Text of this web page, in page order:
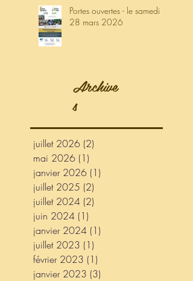
Portes ouvertes - le samedi
28 mars 2026
Archive
s
juillet 2026 (2)
mai 2026 (1)
janvier 2026 (1)
juillet 2025 (2)
juillet 2024 (2)
juin 2024 (1)
janvier 2024 (1)
juillet 2023 (1)
février 2023 (1)
janvier 2023 (3)